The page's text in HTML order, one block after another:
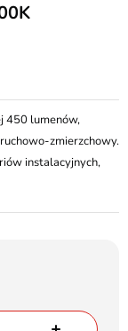
450 lumenów,
zmierzchowy.
instalacyjnych,